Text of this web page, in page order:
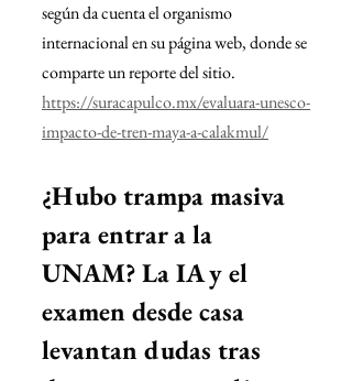
según da cuenta el organismo
internacional en su página web, donde se
comparte un reporte del sitio.
https://suracapulco.mx/evaluara-unesco-
impacto-de-tren-maya-a-calakmul/
¿Hubo trampa masiva
para entrar a la
UNAM? La IA y el
examen desde casa
levantan dudas tras